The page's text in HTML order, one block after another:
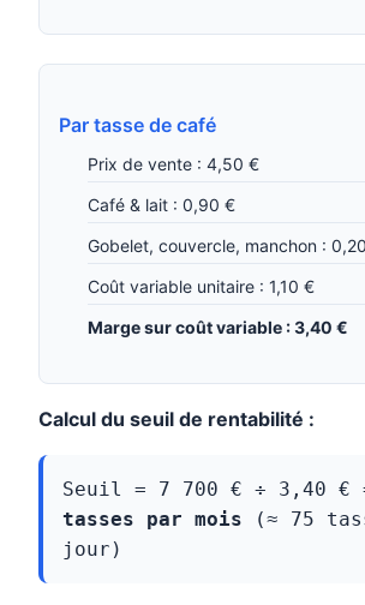
Par tasse de café
Prix de vente : 4,50 €
Café & lait : 0,90 €
Gobelet, couvercle, manchon :
Coût variable unitaire : 1,10 €
Marge sur coût variable : 3,40 €
Calcul du seuil de rentabilité :
Seuil = 7 700 € ÷ 3,40 €
tasses par mois (≈ 75
jour)